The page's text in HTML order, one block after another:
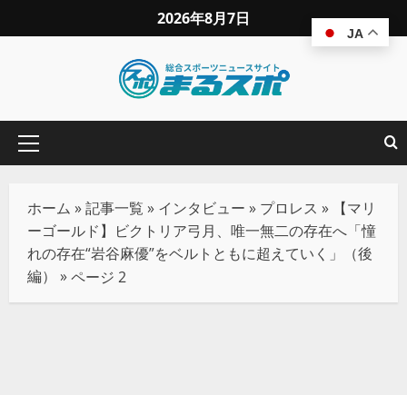
2026年8月7日
ホーム »記事一覧 » インタビュー » プロレス »
【マリ
ーゴールド】ビクトリア弓月、唯一無二の存在へ「憧
れの存在“岩谷麻優”をベルトともに超えていく」（後
編）
»ページ 2
JA